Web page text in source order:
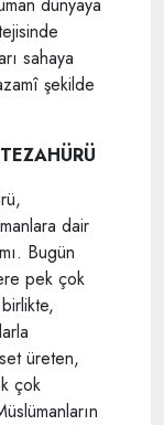
sahaya
şekilde
dair
Bugün
pek çok
üreten,
çok